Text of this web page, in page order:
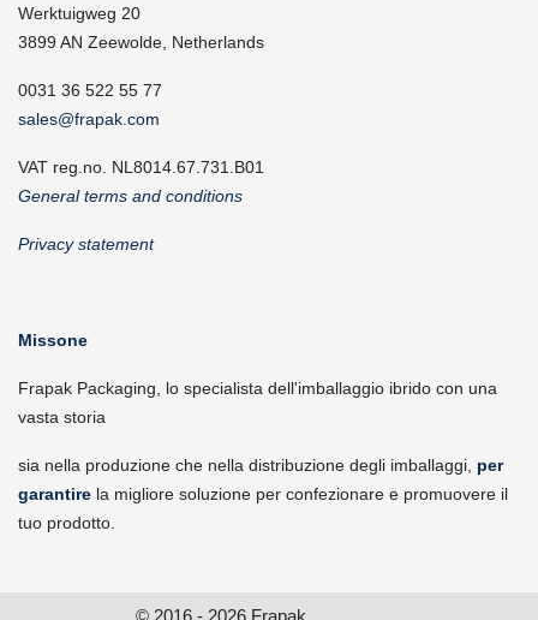
Werktuigweg 20
3899 AN Zeewolde, Netherlands
0031 36 522 55 77
sales@frapak.com
VAT reg.no. NL8014.67.731.B01
General terms and conditions
Privacy statement
Missone
Frapak Packaging, lo specialista dell'imballaggio ibrido con una
vasta storia
sia nella produzione che nella distribuzione degli imballaggi, per
garantire la migliore soluzione per confezionare e promuovere il
tuo prodotto.
© 2016 - 2026 Frapak